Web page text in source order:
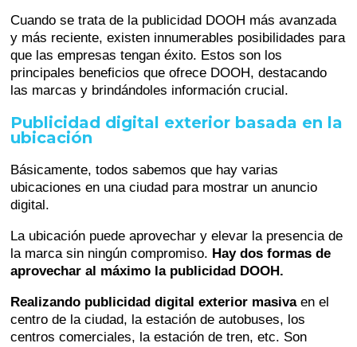
Cuando se trata de la publicidad DOOH más avanzada
y más reciente, existen innumerables posibilidades para
que las empresas tengan éxito. Estos son los
principales beneficios que ofrece DOOH, destacando
las marcas y brindándoles información crucial.
Publicidad digital exterior basada en la
ubicación
Básicamente, todos sabemos que hay varias
ubicaciones en una ciudad para mostrar un anuncio
digital.
La ubicación puede aprovechar y elevar la presencia de
la marca sin ningún compromiso. Hay dos formas de
aprovechar al máximo la publicidad DOOH.
Realizando publicidad digital exterior masivaen el
centro de la ciudad, la estación de autobuses, los
centros comerciales, la estación de tren, etc. Son